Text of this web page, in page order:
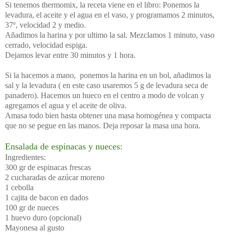
Si tenemos thermomix, la receta viene en el libro: Ponemos la
levadura, el aceite y el agua en el vaso, y programamos 2 minutos,
37º, velocidad 2 y medio.
Añadimos la harina y por ultimo la sal. Mezclamos 1 minuto, vaso
cerrado, velocidad espiga.
Dejamos levar entre 30 minutos y 1 hora.
Si la hacemos a mano, ponemos la harina en un bol, añadimos la
sal y la levadura ( en este caso usaremos 5 g de levadura seca de
panadero). Hacemos un hueco en el centro a modo de volcan y
agregamos el agua y el aceite de oliva.
Amasa todo bien hasta obtener una masa homogénea y compacta
que no se pegue en las manos. Deja reposar la masa una hora.
Ensalada de espinacas y nueces:
Ingredientes:
300 gr de espinacas frescas
2 cucharadas de azúcar moreno
1 cebolla
1 cajita de bacon en dados
100 gr de nueces
1 huevo duro (opcional)
Mayonesa al gusto